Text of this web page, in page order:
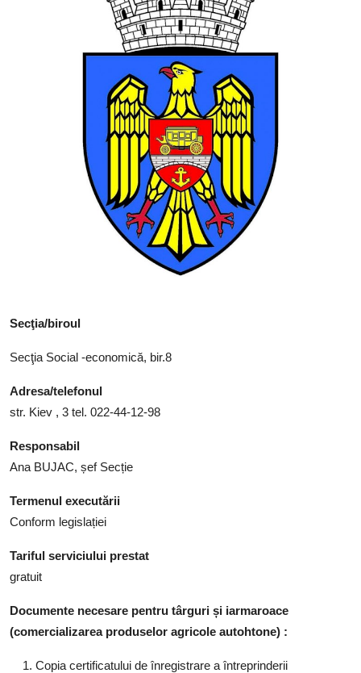
Căutați pe Internet
Secţia/biroul
Secţia Social -economică, bir.8
Adresa/telefonul
str. Kiev , 3 tel. 022-44-12-98
Responsabil
Ana BUJAC, șef Secție
Termenul executării
Conform legislației
Tariful serviciului prestat
gratuit
Documente necesare pentru târguri și iarmaroace
(comercializarea produselor agricole autohtone) :
Copia certificatului de înregistrare a întreprinderii